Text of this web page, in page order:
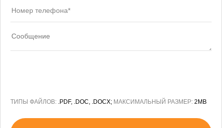
ТИПЫ ФАЙЛОВ: .PDF, .DOC, .DOCX; МАКСИМАЛЬНЫЙ РАЗМЕР: 2MB